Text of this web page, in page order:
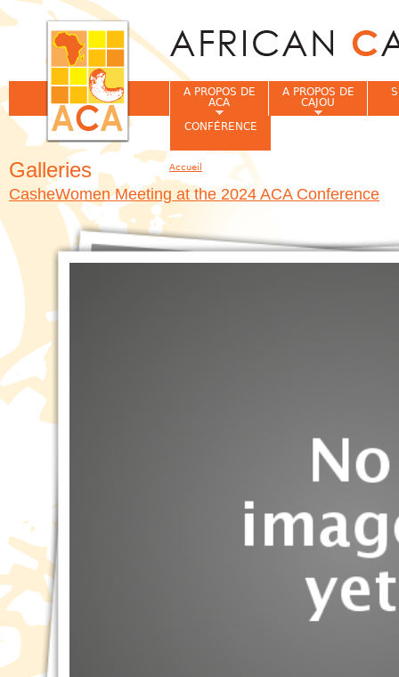
Galleries
CasheWomen Meeting at the 2024 ACA Conference
A PROPOS DE
ACA
A PROPOS DE
CAJOU
CONFÉRENCE
Vous êtes ici
Accueil